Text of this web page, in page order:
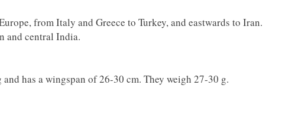
from Italy and Greece to Turkey, and eastwards to Iran.
and central India.
has a wingspan of 26-30 cm. They weigh 27-30 g.